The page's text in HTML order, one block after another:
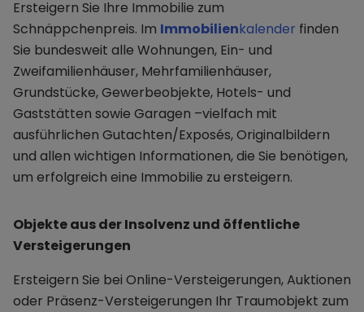
Ersteigern Sie Ihre Immobilie zum
Schnäppchenpreis. Im Immobilienkalender finden
Sie bundesweit alle Wohnungen, Ein- und
Zweifamilienhäuser, Mehrfamilienhäuser,
Grundstücke, Gewerbeobjekte, Hotels- und
Gaststätten sowie Garagen –vielfach mit
ausführlichen Gutachten/Exposés, Originalbildern
und allen wichtigen Informationen, die Sie benötigen,
um erfolgreich eine Immobilie zu ersteigern.
Objekte aus der Insolvenz und öffentliche
Versteigerungen
Ersteigern Sie bei Online-Versteigerungen, Auktionen
oder Präsenz-Versteigerungen Ihr Traumobjekt zum